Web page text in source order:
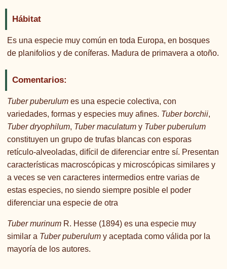
Hábitat
Es una especie muy común en toda Europa, en bosques
de planifolios y de coníferas. Madura de primavera a otoño.
Comentarios:
Tuber puberulum es una especie colectiva, con
variedades, formas y especies muy afines. Tuber borchii,
Tuber dryophilum, Tuber maculatum y Tuber puberulum
constituyen un grupo de trufas blancas con esporas
retículo-alveoladas, difícil de diferenciar entre sí. Presentan
características macroscópicas y microscópicas similares y
a veces se ven caracteres intermedios entre varias de
estas especies, no siendo siempre posible el poder
diferenciar una especie de otra
Tuber murinum R. Hesse (1894) es una especie muy
similar a Tuber puberulum y aceptada como válida por la
mayoría de los autores.